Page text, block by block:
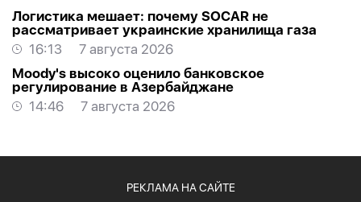
Логистика мешает: почему SOCAR не
рассматривает украинские хранилища газа
16:13
7 августа 2026
Moody's высоко оценило банковское
регулирование в Азербайджане
14:46
7 августа 2026
РЕКЛАМА НА САЙТЕ